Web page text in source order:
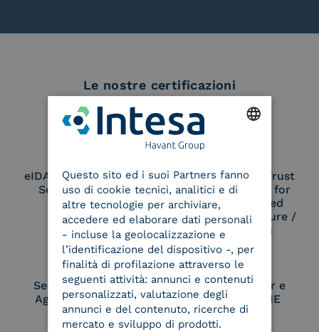
Le nostre certificazioni
eIDAS Qualified Trust
Service Provider
eIDAS Qualified Trust
Service Provider for
Remote Qualified
Electronic Signature /
Seal Creation
Service Provider e
Aggregatore SPID
Service Provider e
Aggregatore CIE
ITALIAN
Questo sito ed i suoi Partners fanno
uso di cookie tecnici, analitici e di
altre tecnologie per archiviare,
accedere ed elaborare dati personali
- incluse la geolocalizzazione e
l’identificazione del dispositivo -, per
finalità di profilazione attraverso le
seguenti attività: annunci e contenuti
personalizzati, valutazione degli
annunci e del contenuto, ricerche di
mercato e sviluppo di prodotti.